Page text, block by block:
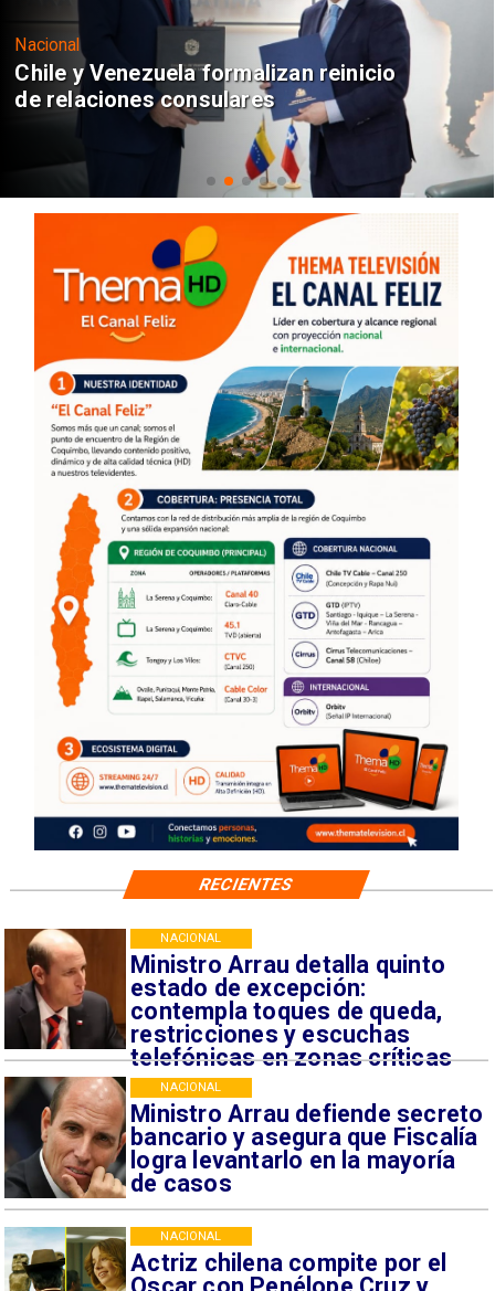
Nacional
Chile y Venezuela formalizan reinicio
de relaciones consulares
Ministro Arrau detalla quinto
estado de excepción:
contempla toques de queda,
restricciones y escuchas
telefónicas en zonas críticas
NACIONAL
Ministro Arrau defiende secreto
bancario y asegura que Fiscalía
logra levantarlo en la mayoría
de casos
NACIONAL
Actriz chilena compite por el
NACIONAL
RECIENTES